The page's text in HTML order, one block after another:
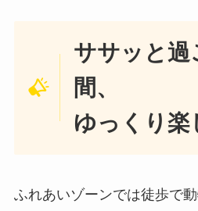
ササッと過
間、
ゆっくり楽
ふれあいゾーンでは徒歩で